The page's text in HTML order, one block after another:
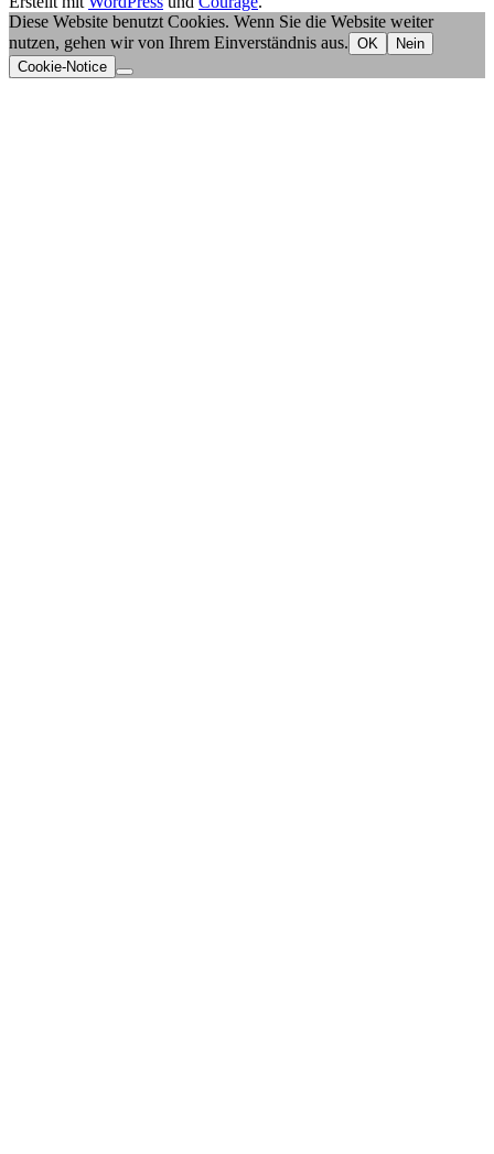
Diese Website benutzt Cookies. Wenn Sie die Website weiter
nutzen, gehen wir von Ihrem Einverständnis aus. OK
Nein
Cookie-Notice